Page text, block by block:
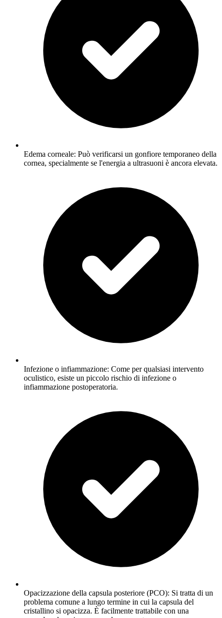
Edema corneale: Può verificarsi un gonfiore temporaneo della
cornea, specialmente se l'energia a ultrasuoni è ancora elevata.
Infezione o infiammazione: Come per qualsiasi intervento
oculistico, esiste un piccolo rischio di infezione o
infiammazione postoperatoria.
Opacizzazione della capsula posteriore (PCO): Si tratta di un
problema comune a lungo termine in cui la capsula del
cristallino si opacizza. È facilmente trattabile con una